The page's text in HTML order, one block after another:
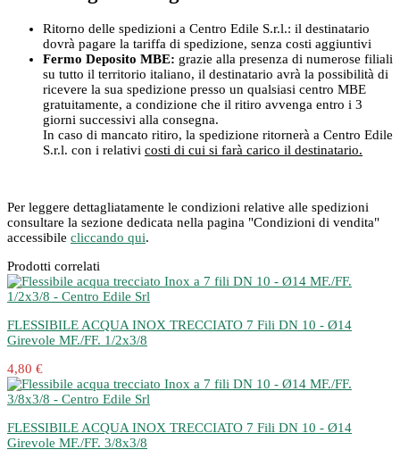
Ritorno delle spedizioni a Centro Edile S.r.l.: il destinatario
dovrà pagare la tariffa di spedizione, senza costi aggiuntivi
Fermo Deposito MBE: grazie alla presenza di numerose filiali
su tutto il territorio italiano, il destinatario avrà la possibilità di
ricevere la sua spedizione presso un qualsiasi centro MBE
gratuitamente, a condizione che il ritiro avvenga entro i 3
giorni successivi alla consegna.
In caso di mancato ritiro, la spedizione ritornerà a Centro Edile
S.r.l. con i relativi costi di cui si farà carico il destinatario.
Per leggere dettagliatamente le condizioni relative alle spedizioni
consultare la sezione dedicata nella pagina "Condizioni di vendita"
accessibile cliccando qui.
Prodotti correlati
FLESSIBILE ACQUA INOX TRECCIATO 7 Fili DN 10 - Ø14
Girevole MF./FF. 1/2x3/8
4,80 €
FLESSIBILE ACQUA INOX TRECCIATO 7 Fili DN 10 - Ø14
Girevole MF./FF. 3/8x3/8